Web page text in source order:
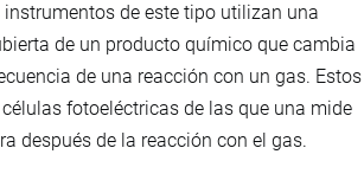
de este tipo utilizan una
de un producto químico que cambia
de una reacción con un gas. Estos
fotoeléctricas de las que una mide
después de la reacción con el gas.